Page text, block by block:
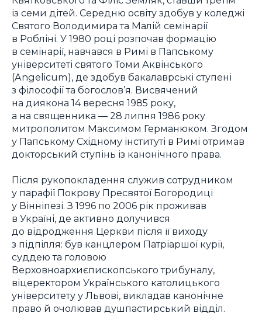
із семи дітей. Cередню освіту здобув у коледжі
Святого Володимира та Малій семінарії
в Робліні. У 1980 році розпочав формацію
в семінарії, навчався в Римі в Папському
університеті святого Томи Аквінського
(Angelicum), де здобув бакалаврські ступені
з філософії та богослов’я. Висвячений
на диякона 14 вересня 1985 року,
а на священника — 28 липня 1986 року
митрополитом Максимом Германюком. Згодом
у Папському Східному інституті в Римі отримав
докторський ступінь із канонічного права.
Після рукопокладення служив сотрудником
у парафії Покрову Пресвятої Богородиці
у Вінніпезі. З 1996 по 2006 рік проживав
в Україні, де активно долучився
до відродження Церкви після її виходу
з підпілля: був канцлером Патріаршої курії,
суддею та головою
Верховноархиєпископського трибуналу,
віцеректором Українського католицького
університету у Львові, викладав канонічне
право й очолював душпастирський відділ.